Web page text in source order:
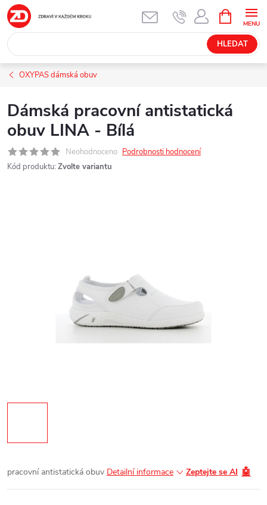
Přejít
na
obsah
HLEDAT
NÁKUPNÍ
KOŠÍK
OXYPAS dámská obuv
Dámská pracovní antistatická
obuv LINA - Bílá
Neohodnoceno Podrobnosti hodnocení
Kód produktu: Zvolte variantu
pracovní antistatická obuv Detailní informace Zeptejte se AI 🤖